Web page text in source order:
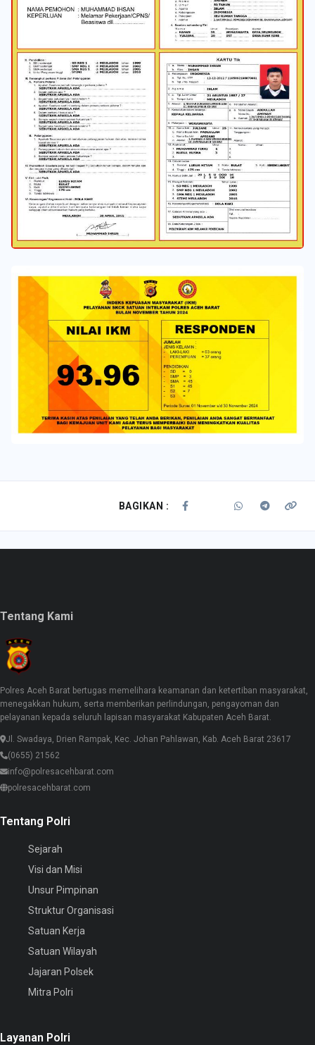
BAGIKAN :
Tentang Kami
Polres Aceh Barat bertugas memelihara keamanan dan ketertiban masyarakat,
menegakkan hukum, serta memberikan perlindungan, pengayoman dan
pelayanan kepada seluruh lapisan masyarakat Kabupaten Aceh Barat.
Jl. Swadaya, Drien Rampak, Kec. Johan Pahlawan, Kab. Aceh Barat 23617
(0655) 21562
info@polresacehbarat.com
polresacehbarat.com
Tentang Polri
Sejarah
Visi dan Misi
Unsur Pimpinan
Struktur Organisasi
Satuan Kerja
Satuan Wilayah
Jajaran Polsek
Mitra Polri
Layanan Polri